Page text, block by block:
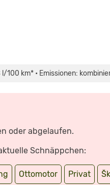
100 km* • Emissionen:
oder abgelaufen.
Schnäppchen:
Ottomotor Privat